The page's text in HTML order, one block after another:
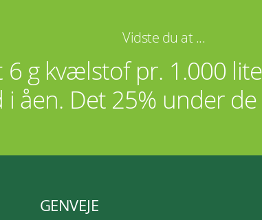
Vidste du at ...
g kvælstof pr. 1.000
i åen. Det 25% under
GENVEJE